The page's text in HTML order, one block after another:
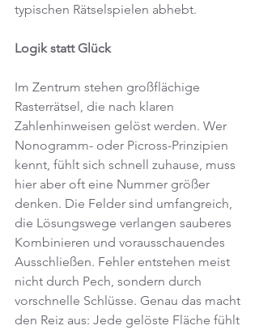
typischen Rätselspielen abhebt.
Logik statt Glück
Im Zentrum stehen großflächige
Rasterrätsel, die nach klaren
Zahlenhinweisen gelöst werden. Wer
Nonogramm- oder Picross-Prinzipien
kennt, fühlt sich schnell zuhause, muss
hier aber oft eine Nummer größer
denken. Die Felder sind umfangreich,
die Lösungswege verlangen sauberes
Kombinieren und vorausschauendes
Ausschließen. Fehler entstehen meist
nicht durch Pech, sondern durch
vorschnelle Schlüsse. Genau das macht
den Reiz aus: Jede gelöste Fläche fühlt